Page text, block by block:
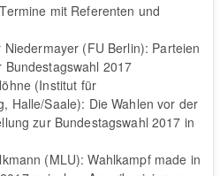
mit Referenten und
(FU Berlin): Parteien
2017
(Institut für
Halle/Saale): Die Wahlen vor der
zur Bundestagswahl 2017 in
(MLU): Wahlkampf made in